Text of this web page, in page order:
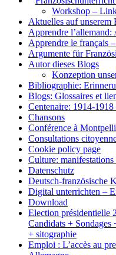
Workshop –
Aktuelles auf unserem
Apprendre
Apprendre le français
Argumente für
Autor dieses Blogs
Konzeption
Bibliographie:
Blogs: Glossaires et
Centenaire: 1914-
Chansons
Conférence à
Consultations
Cookie policy page
Culture: manifestations
Datenschutz
Deutsch-französische
Digital unterrichten –
Download
Election présidentielle
Candidats +
+ sitographie
Emploi : L’accès au